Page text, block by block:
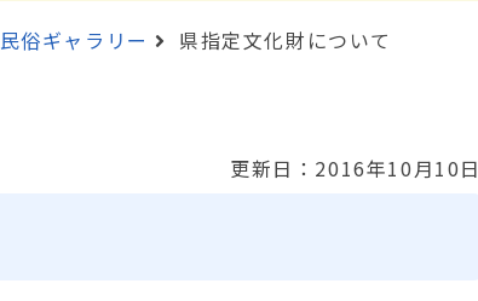
民俗ギャラリー 県指定文化財について
更新日：2016年10月10日